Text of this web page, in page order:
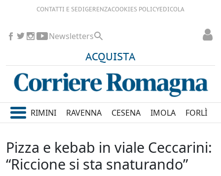
CONTATTI E SEDIGERENZACOOKIES POLICYEDICOLA
ACQUISTA
Newsletters
RIMINI RAVENNA CESENA IMOLA FORLÌ
Pizza e kebab in viale Ceccarini:
“Riccione si sta snaturando”